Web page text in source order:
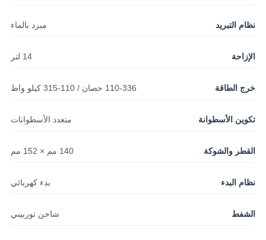
نظام التبريد مبرد بالماء
الإزاحة 14 لتر
خرج الطاقة 110-336 حصان / 110-315 كيلو واط
تكوين الأسطوانة متعدد الأسطوانات
القطر والشوكة 140 مم × 152 مم
نظام البدء بدء كهربائي
الشفط شاحن توربيني